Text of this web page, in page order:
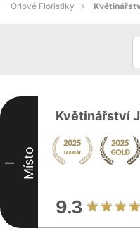
Orlové Floristiky
I Místo
Květinářství
9.3